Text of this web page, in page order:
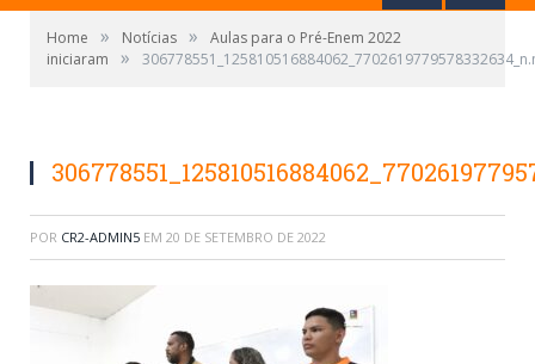
Home » Notícias »
Aulas para o Pré-Enem 2022
iniciaram
»
POR CR2-ADMIN5 EM 20 DE SETEMBRO DE 2022